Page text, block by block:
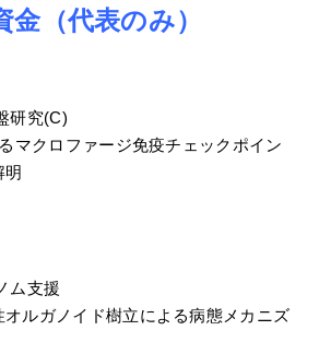
金（代表のみ）
研究(C)
マクロファージ免疫チェックポイン
明
ム支援
ルガノイド樹立による病態メカニズ